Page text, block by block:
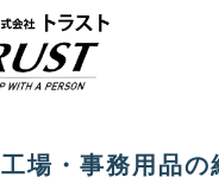
工場・事務用品の